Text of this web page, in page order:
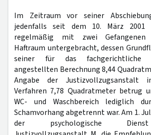
Im Zeitraum vor seiner
jedenfalls seit dem 10. März 2001
regelmäßig mit zwei Gefangenen
Haftraum untergebracht, dessen
seiner für das fachgerichtliche
angestellten Berechnung 8,44
Angabe der Justizvollzugsanstalt
Verfahren 7,78 Quadratmeter betrug
WC- und Waschbereich lediglich
Schamvorhang abgetrennt war. Am 1.
der psychologische